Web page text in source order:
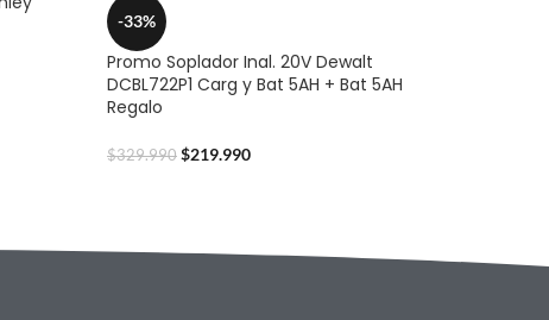
-33%
Promo Soplador Inal. 20V Dewalt
DCBL722P1 Carg y Bat 5AH + Bat 5AH
Regalo
$329.990 $219.990